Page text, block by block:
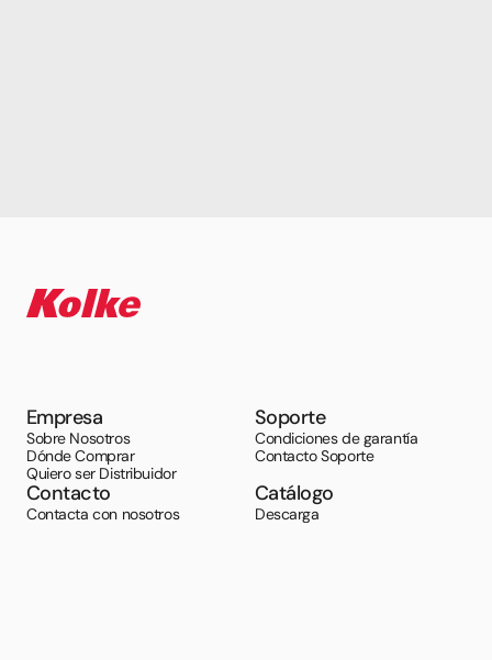
Empresa
Sobre Nosotros
Dónde Comprar
Quiero ser Distribuidor
Soporte
Condiciones de garantía
Contacto Soporte
Contacto
Contacta con nosotros
Catálogo
Descarga